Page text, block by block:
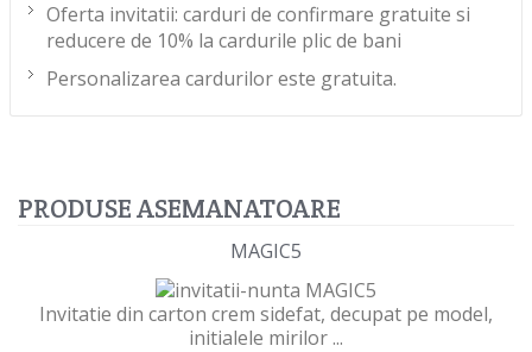
Oferta invitatii: carduri de confirmare gratuite si
reducere de 10% la cardurile plic de bani
Personalizarea cardurilor este gratuita.
PRODUSE ASEMANATOARE
MAGIC5
Invitatie din carton crem sidefat, decupat pe model,
initialele mirilor ...